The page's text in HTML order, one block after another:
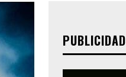
PUBLICIDAD